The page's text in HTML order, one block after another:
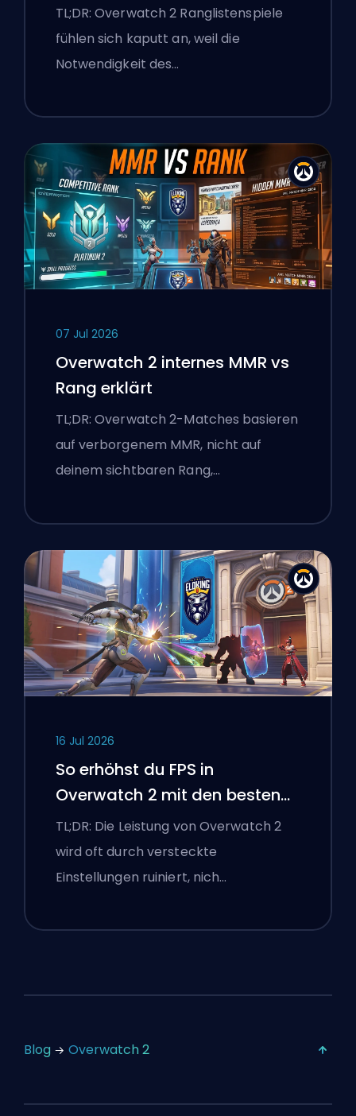
überlegenen Lobbys von
Overwatch 2 repariert
TL;DR: Overwatch 2 Ranglistenspiele
fühlen sich kaputt an, weil die
Notwendigkeit des…
07 Jul 2026
Overwatch 2 internes MMR vs
Rang erklärt
TL;DR: Overwatch 2-Matches basieren
auf verborgenem MMR, nicht auf
deinem sichtbaren Rang,…
16 Jul 2026
So erhöhst du FPS in
Overwatch 2 mit den besten
Einstellungen
TL;DR: Die Leistung von Overwatch 2
wird oft durch versteckte
Einstellungen ruiniert, nich…
Blog Overwatch 2